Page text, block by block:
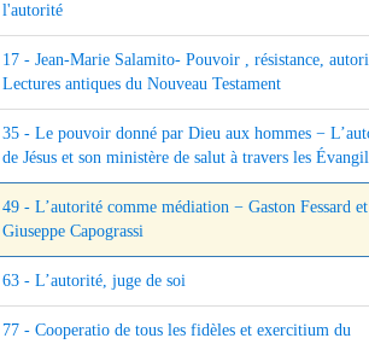
l'autorité
17 - Jean-Marie Salamito- Pouvoir , résistance,
Lectures antiques du Nouveau Testament
35 - Le pouvoir donné par Dieu aux hommes −
de Jésus et son ministère de salut à travers les
49 - L’autorité comme médiation − Gaston Fessard et
Giuseppe Capograssi
63 - L’autorité, juge de soi
77 - Cooperatio de tous les fidèles et exercitium du